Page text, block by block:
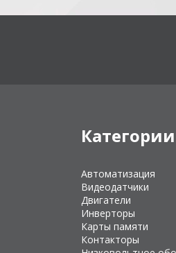
Автоматизация
Видеодатчики
Двигатели
Инверторы
Карты памяти
Контакторы